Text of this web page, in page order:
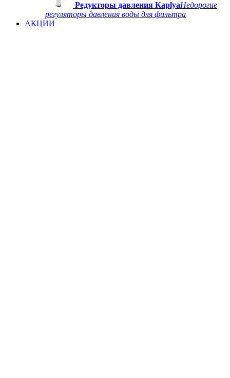
Редукторы давления KaplyaНедорогие
регуляторы давления воды для фильтра
АКЦИИ